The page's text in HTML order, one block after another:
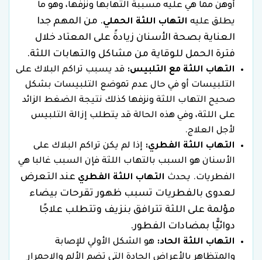
أوهن مما هي عليه مسببة التهابها ونزفها، وهو ما
يطلق عليه التهاب اللثة الحملي. من المهم جدا
العناية بصحة الأسنان زيادةً على المعتاد خلال
فترة الحمل للوقاية من مشاكل والتهابات اللثة.
التهاب اللثة مع التلبيس:قد يسبب تراكم البلاك على
التلبيسات أو في حال عدم تموضع التلبيسات بشكل
صحيح التهاب اللثة ونزفها كذلك نتيجة الضغط الزائد
على اللثة، وفي هذه الحالة قد يتطلب إزالة التلبيس
لأجل العلاج.
التهاب اللثة الفطري: إذا لم يكن تراكم البلاك على
الأسنان هو السبب بالتهاب اللثة فإن السبب غالبا هي
الفطريات. يحدث التهاب اللثة الفطري عند التعرض
لعدوى بالفطريات تسبب ظهور تقرحات بيضاء
مؤلمة على اللثة تترافق بنزيف وتتطلب علاجًا
دوائيًّا بمضادات الفطور.
التهاب اللثة الحاد: هو الشكل الأولي للإصابة
والمتظاهر بالأعراض الحادة التي تضم الألم والاحمرار